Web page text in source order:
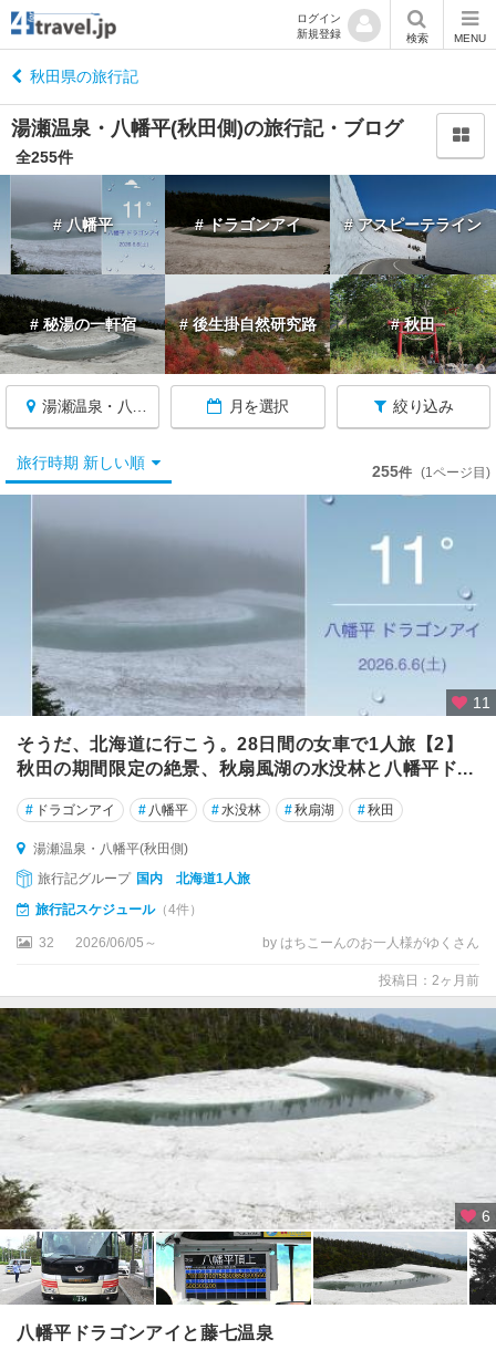
ログイン
新規登録
検索 MENU
秋田県の旅行記
湯瀬温泉・八幡平(秋田側)の旅行記・ブログ
全255件
# 八幡平 # ドラゴンアイ # アスピーテライン
# 秘湯の一軒宿 # 後生掛自然研究路 # 秋田
湯瀬温泉・八幡平(秋田側) 月を選択 絞り込み
秋
田
へ
戻
る
秋
べ
秋
大
館
・
十
和
田
湖
湖
・
乳
頭
温
幡
平
田
沢
湖
・
旅行時期 新しい順 255件 (1ページ目)
11
そうだ、北海道に行こう。28日間の女車で1人旅【2】
秋田の期間限定の絶景、秋扇風湖の水没林と八幡平ド...
# ドラゴンアイ # 八幡平 #水没林 #秋扇湖 #秋田
湯瀬温泉・八幡平(秋田側)
旅行記グループ 国内 北海道1人旅
旅行記スケジュール（4件）
32 2026/06/05～ by はちこーんのお一人様がゆくさん
投稿日：2ヶ月前
6
八幡平ドラゴンアイと藤七温泉